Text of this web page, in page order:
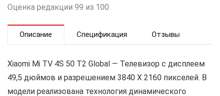
Оценка редакции 99 из 100
Описание Спецификация Отзывы
Xiaomi Mi TV 4S 50 T2 Global — Телевизор с дисплеем
49,5 дюймов и разрешением 3840 X 2160 пикселей. В
модели реализована технология динамического